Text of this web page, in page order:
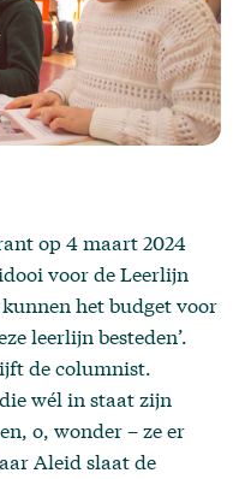
op 4 maart 2024
voor de Leerlijn
kunnen het budget voor
leerlijn besteden’.
de columnist.
wél in staat zijn
o, wonder – ze er
Aleid slaat de